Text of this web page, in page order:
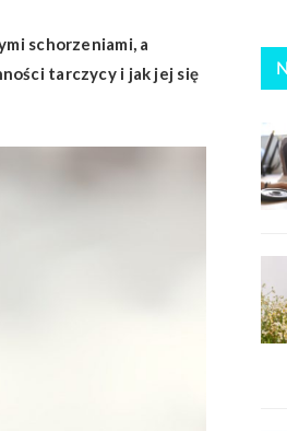
schorzeniami, a
tarczycy i jak jej się